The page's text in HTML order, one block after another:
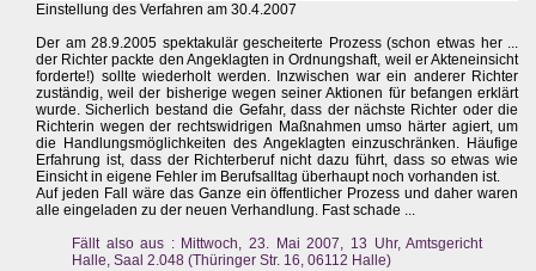
Einstellung des Verfahren am 30.4.2007
Der am 28.9.2005 spektakulär gescheiterte Prozess (schon etwas her ...
der Richter packte den Angeklagten in Ordnungshaft, weil er Akteneinsicht
forderte!) sollte wiederholt werden. Inzwischen war ein anderer Richter
zuständig, weil der bisherige wegen seiner Aktionen für befangen erklärt
wurde. Sicherlich bestand die Gefahr, dass der nächste Richter oder die
Richterin wegen der rechtswidrigen Maßnahmen umso härter agiert, um
die Handlungsmöglichkeiten des Angeklagten einzuschränken. Häufige
Erfahrung ist, dass der Richterberuf nicht dazu führt, dass so etwas wie
Einsicht in eigene Fehler im Berufsalltag überhaupt noch vorhanden ist.
Auf jeden Fall wäre das Ganze ein öffentlicher Prozess und daher waren
alle eingeladen zu der neuen Verhandlung. Fast schade ...
Fällt also aus : Mittwoch, 23. Mai 2007, 13 Uhr, Amtsgericht
Halle, Saal 2.048 (Thüringer Str. 16, 06112 Halle)